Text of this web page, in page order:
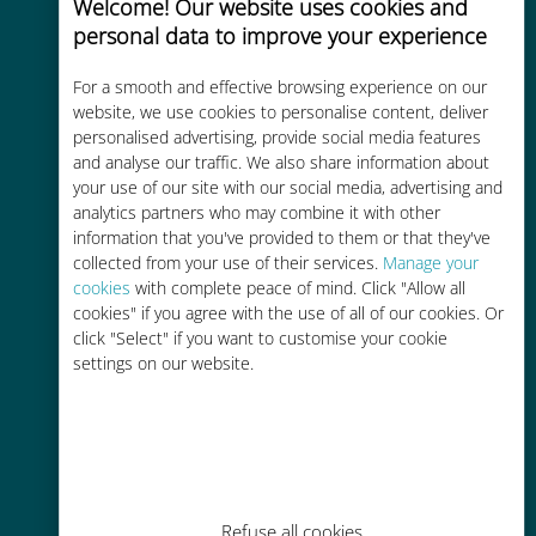
Welcome! Our website uses cookies and
personal data to improve your experience
For a smooth and effective browsing experience on our
website, we use cookies to personalise content, deliver
personalised advertising, provide social media features
and analyse our traffic. We also share information about
your use of our site with our social media, advertising and
analytics partners who may combine it with other
information that you've provided to them or that they've
collected from your use of their services. Manage your
cookies with complete peace of mind. Click "Allow all
cookies" if you agree with the use of all of our cookies. Or
click "Select" if you want to customise your cookie
settings on our website.
Refuse all cookies
Uygun maliyetli
Mevcut operatörünüzle dolaşım
ücretlerinden %90'a kadar daha
ucuz
Kolay doldurma
Ubigi uygulaması aracılığıyla her